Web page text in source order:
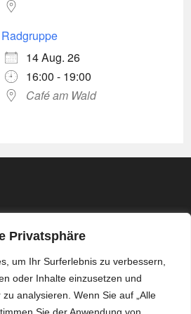
Privatsphäre
um Ihr Surferlebnis zu verbessern,
oder Inhalte einzusetzen und
analysieren. Wenn Sie auf „Alle
Radgruppe
14 Aug. 26
16:00 - 19:00
Café am Wald
/ Datenschutzerklärung